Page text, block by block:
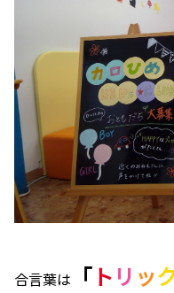
合言葉は 「 ト リ ッ